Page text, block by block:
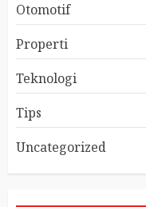
Otomotif
Properti
Teknologi
Tips
Uncategorized